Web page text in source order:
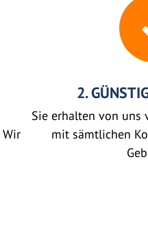
2.
Sie erhalten von uns
mit sämtlichen